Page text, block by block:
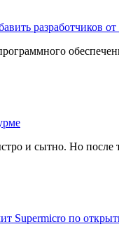
разработчиков
и сытно. Но после
Supermicro по